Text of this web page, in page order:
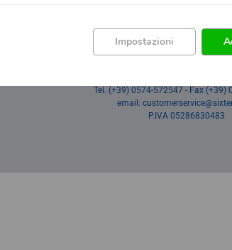
Tel. (+39) 0574-572547 - Fax (+39)
email:
P.IVA 05286830483
Impostazioni